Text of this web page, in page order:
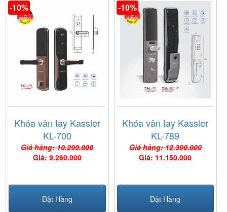
-10%
Khóa vân tay Kassler
KL-700
Giá hãng: 10.290.000
Giá: 9.260.000
Đặt Hàng
-10%
Khóa vân tay Kassler
KL-789
Giá hãng: 12.390.000
Giá: 11.150.000
Đặt Hàng